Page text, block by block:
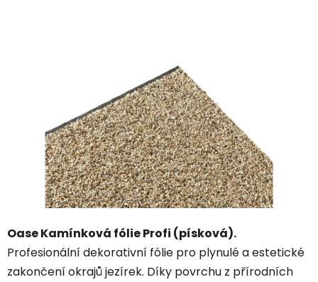
Oase Kamínková fólie Profi (písková).
Profesionální dekorativní fólie pro plynulé a estetické
zakončení okrajů jezírek. Díky povrchu z přírodních